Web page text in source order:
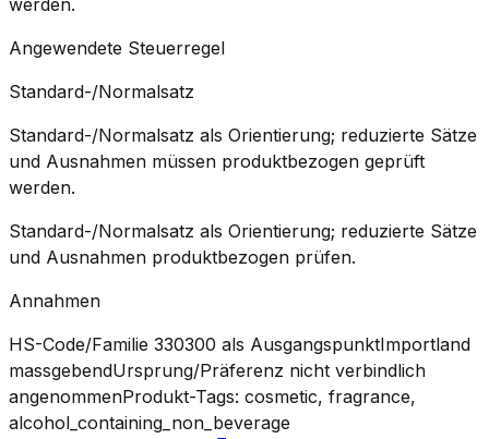
Angewendete Steuerregel
Standard-/Normalsatz
Standard-/Normalsatz als Orientierung; reduzierte Sätze
und Ausnahmen müssen produktbezogen geprüft
werden.
Standard-/Normalsatz als Orientierung; reduzierte Sätze
und Ausnahmen produktbezogen prüfen.
Annahmen
HS-Code/Familie 330300 als AusgangspunktImportland
massgebendUrsprung/Präferenz nicht verbindlich
angenommenProdukt-Tags: cosmetic, fragrance,
alcohol_containing_non_beverage